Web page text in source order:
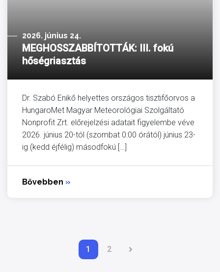
2026. június 24.
MEGHOSSZABBÍTOTTÁK: III. fokú
hőségriasztás
Dr. Szabó Enikő helyettes országos tisztifőorvos a
HungaroMet Magyar Meteorológiai Szolgáltató
Nonprofit Zrt. előrejelzési adatait figyelembe véve
2026. június 20-tól (szombat 0:00 órától) június 23-
ig (kedd éjfélig) másodfokú […]
Bővebben »
1 2